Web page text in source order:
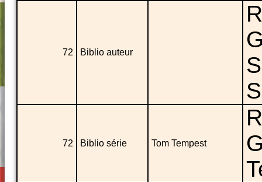
72 Biblio auteur
72 Biblio série Tom Tempest